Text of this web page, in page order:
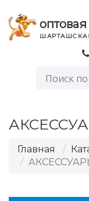
оптовая
Главная